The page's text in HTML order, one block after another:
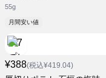
55g
月間安い値
¥388(税込¥419.04)